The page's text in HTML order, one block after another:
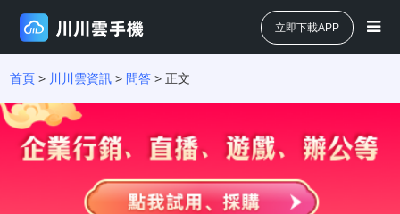
立即下載APP
首頁 > 川川雲資訊 > 問答 > 正文